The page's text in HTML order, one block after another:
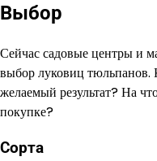
Выбор
Сейчас садовые центры и
выбор луковиц тюльпанов.
желаемый результат? На
покупке?
Сорта